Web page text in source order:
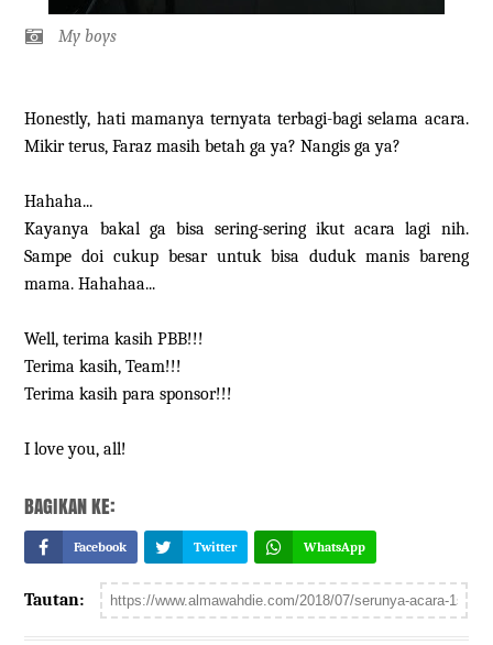
My boys
Honestly, hati mamanya ternyata terbagi-bagi selama acara.
Mikir terus, Faraz masih betah ga ya? Nangis ga ya?
Hahaha...
Kayanya bakal ga bisa sering-sering ikut acara lagi nih.
Sampe doi cukup besar untuk bisa duduk manis bareng
mama. Hahahaa...
Well, terima kasih PBB!!!
Terima kasih, Team!!!
Terima kasih para sponsor!!!
I love you, all!
BAGIKAN KE:
Facebook Twitter WhatsApp
Tautan: